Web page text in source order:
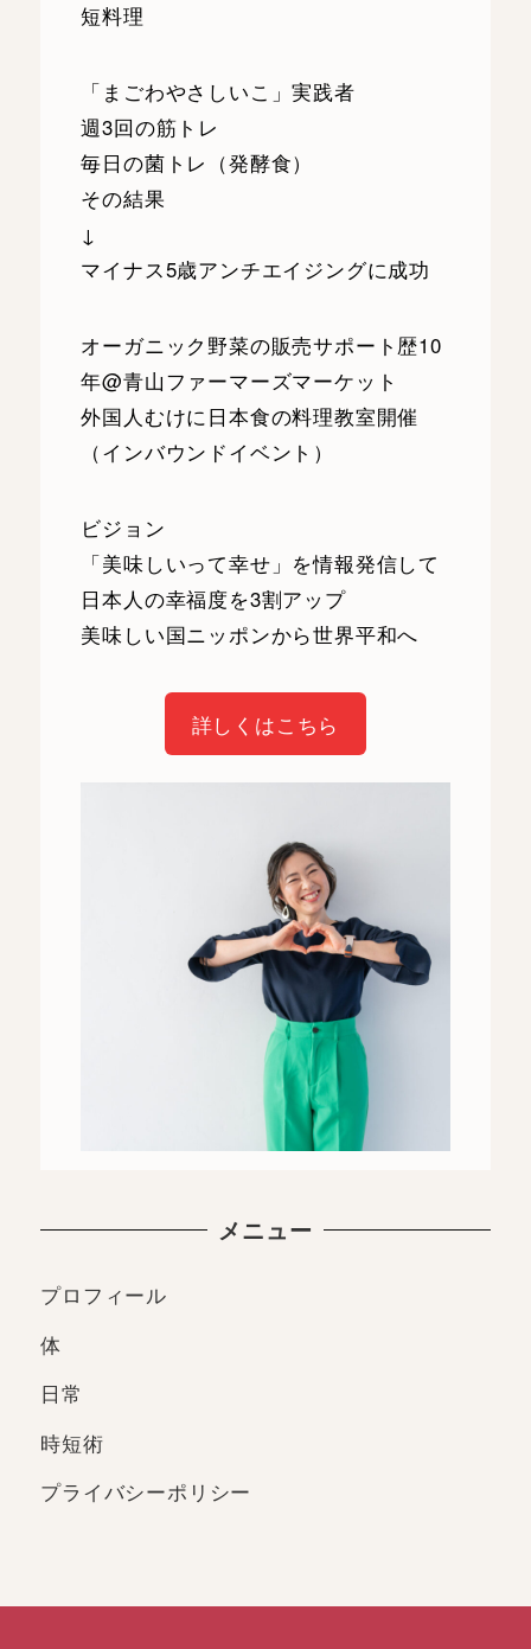
短料理
「まごわやさしいこ」実践者
週3回の筋トレ
毎日の菌トレ（発酵食）
その結果
↓
マイナス5歳アンチエイジングに成功
オーガニック野菜の販売サポート歴10
年@青山ファーマーズマーケット
外国人むけに日本食の料理教室開催
（インバウンドイベント）
ビジョン
「美味しいって幸せ」を情報発信して
日本人の幸福度を3割アップ
美味しい国ニッポンから世界平和へ
詳しくはこちら
メニュー
プロフィール
体
日常
時短術
プライバシーポリシー